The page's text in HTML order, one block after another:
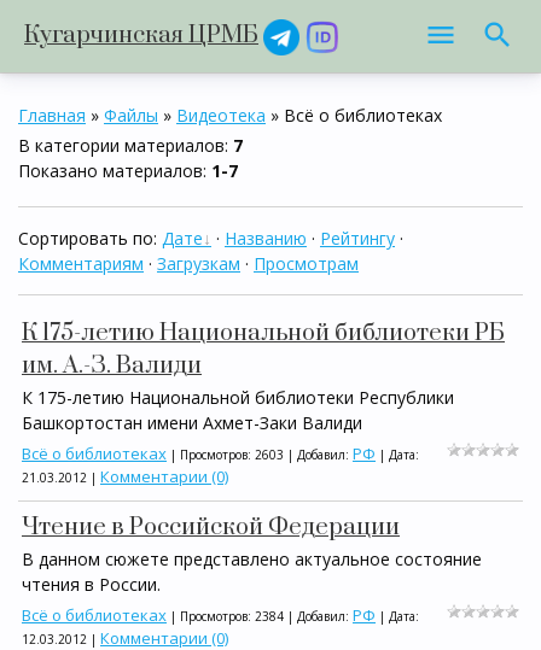
Кугарчинская ЦРМБ
Главная » Файлы » Видеотека » Всё о библиотеках
В категории материалов: 7
Показано материалов: 1-7
Сортировать по: Дате · Названию · Рейтингу ·
Комментариям · Загрузкам · Просмотрам
К 175-летию Национальной библиотеки РБ
им. А.-З. Валиди
К 175-летию Национальной библиотеки Республики
Башкортостан имени Ахмет-Заки Валиди
Всё о библиотеках | Просмотров: 2603 | Добавил: РФ | Дата:
21.03.2012 | Комментарии (0)
Чтение в Российской Федерации
В данном сюжете представлено актуальное состояние
чтения в России.
Всё о библиотеках | Просмотров: 2384 | Добавил: РФ | Дата:
12.03.2012 | Комментарии (0)